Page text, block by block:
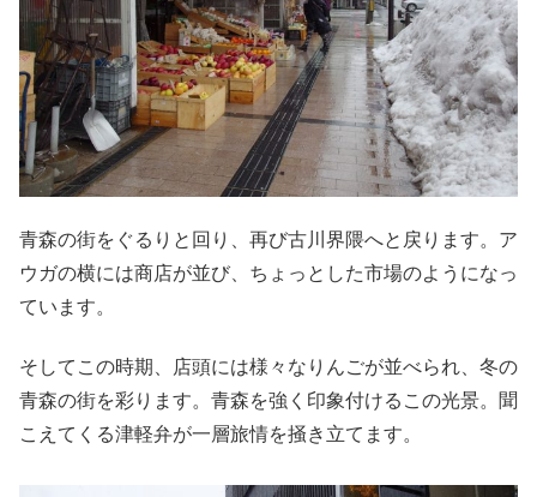
青森の街をぐるりと回り、再び古川界隈へと戻ります。ア
ウガの横には商店が並び、ちょっとした市場のようになっ
ています。
そしてこの時期、店頭には様々なりんごが並べられ、冬の
青森の街を彩ります。青森を強く印象付けるこの光景。聞
こえてくる津軽弁が一層旅情を掻き立てます。